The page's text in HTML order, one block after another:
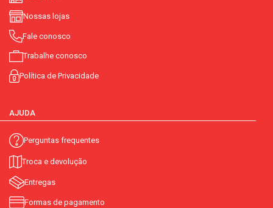
Nossas lojas
Fale conosco
Trabalhe conosco
Política de Privacidade
AJUDA
Perguntas frequentes
Troca e devolução
Entregas
Formas de pagamento